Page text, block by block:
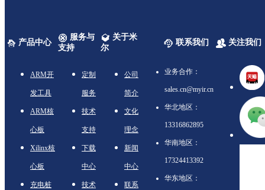
产品中心
服务与
支持
关于米
尔
联系我们 关注我们
ARM开
发工具
ARM核
心板
Xilinx核
心板
充电桩
定制
服务
技术
支持
下载
中心
技术
公司
简介
文化
理念
新闻
中心
联系
业务合作：
sales.cn@myir.cn
华北地区：
13316862895
华南地区：
17324413392
华东地区：